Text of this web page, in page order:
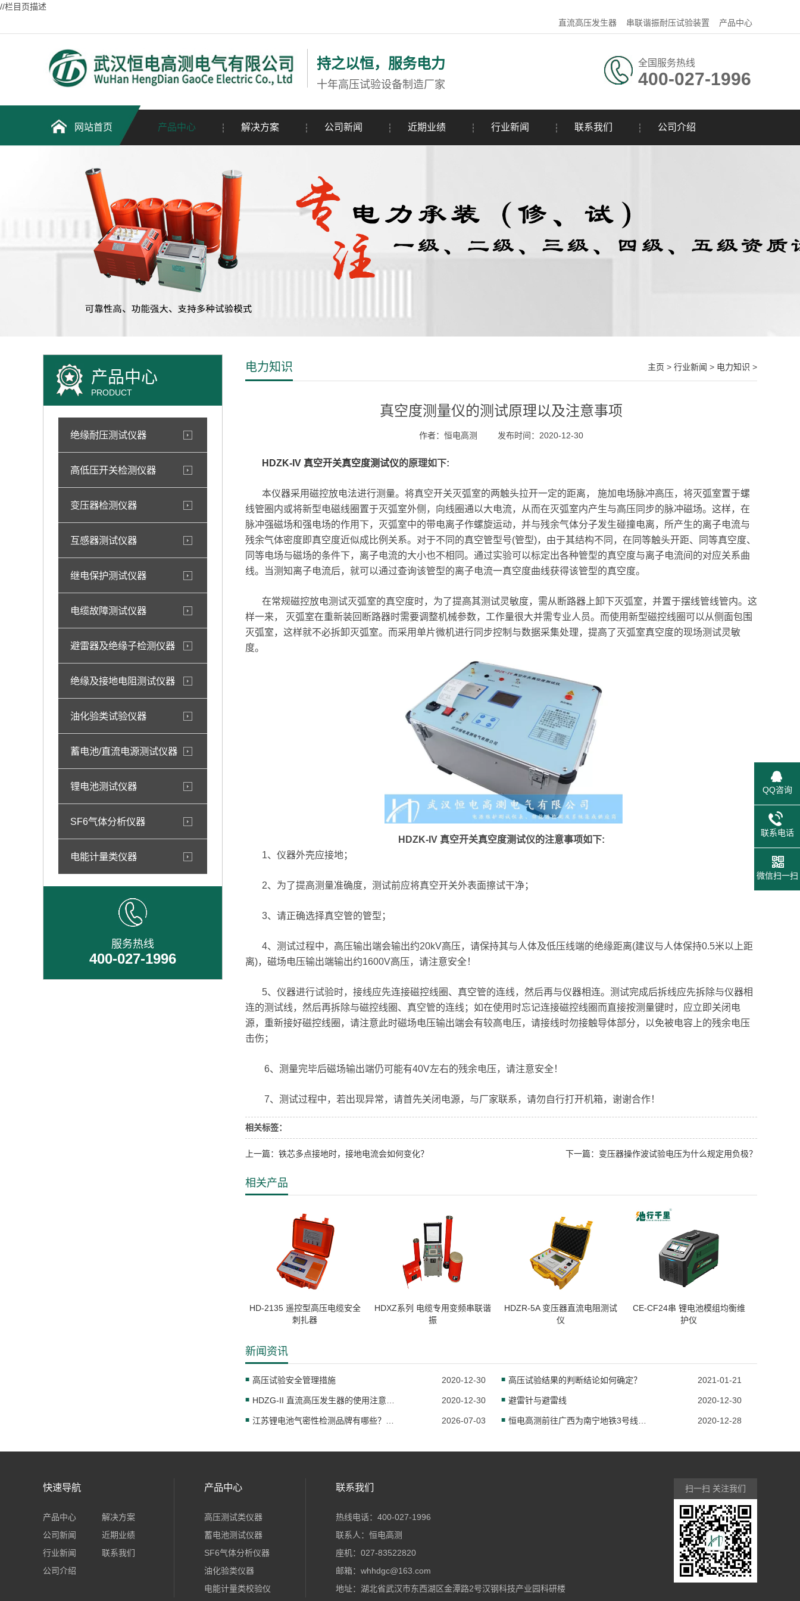
//栏目页描述
直流高压发生器
串联谐振耐压试验装置 产品中心
持之以恒，服务电力
十年高压试验设备制造厂家
全国服务热线
400-027-1996
网站首页 产品中心 解决方案 公司新闻 近期业绩 行业新闻 联系我们 公司介绍
产品中心
PRODUCT
绝缘耐压测试仪器
高低压开关检测仪器
变压器检测仪器
互感器测试仪器
继电保护测试仪器
电缆故障测试仪器
避雷器及绝缘子检测仪器
绝缘及接地电阻测试仪器
油化验类试验仪器
蓄电池/直流电源测试仪器
锂电池测试仪器
SF6气体分析仪器
电能计量类仪器
服务热线
400-027-1996
电力知识 主页 > 行业新闻 > 电力知识 >
真空度测量仪的测试原理以及注意事项
作者：恒电高测 发布时间：2020-12-30
HDZK-IV 真空开关真空度测试仪的原理如下:
本仪器采用磁控放电法进行测量。将真空开关灭弧室的两触头拉开一定的距离， 施加电场脉冲高压，将灭弧室置于螺
线管圈内或将新型电磁线圈置于灭弧室外侧，向线圈通以大电流，从而在灭弧室内产生与高压同步的脉冲磁场。这样，在
脉冲强磁场和强电场的作用下，灭弧室中的带电离子作螺旋运动，并与残余气体分子发生碰撞电离，所产生的离子电流与
残余气体密度即真空度近似成比例关系。对于不同的真空管型号(管型)，由于其结构不同，在同等触头开距、同等真空度、
同等电场与磁场的条件下，离子电流的大小也不相同。通过实验可以标定出各种管型的真空度与离子电流间的对应关系曲
线。当测知离子电流后，就可以通过查询该管型的离子电流一真空度曲线获得该管型的真空度。
在常规磁控放电测试灭弧室的真空度时，为了提高其测试灵敏度，需从断路器上卸下灭弧室，并置于摆线管线管内。这
样一来， 灭弧室在重新装回断路器时需要调整机械参数，工作量很大并需专业人员。而使用新型磁控线圈可以从侧面包围
灭弧室，这样就不必拆卸灭弧室。而采用单片微机进行同步控制与数据采集处理，提高了灭弧室真空度的现场测试灵敏
度。
HDZK-IV 真空开关真空度测试仪的注意事项如下:
1、仪器外壳应接地；
2、为了提高测量准确度，测试前应将真空开关外表面擦试干净；
3、请正确选择真空管的管型；
4、测试过程中，高压输出端会输出约20kV高压，请保持其与人体及低压线端的绝缘距离(建议与人体保持0.5米以上距
离)，磁场电压输出端输出约1600V高压，请注意安全！
5、仪器进行试验时，接线应先连接磁控线圈、真空管的连线，然后再与仪器相连。测试完成后拆线应先拆除与仪器相
连的测试线，然后再拆除与磁控线圈、真空管的连线；如在使用时忘记连接磁控线圈而直接按测量键时，应立即关闭电
源，重新接好磁控线圈，请注意此时磁场电压输出端会有较高电压，请接线时勿接触导体部分，以免被电容上的残余电压
击伤；
6、测量完毕后磁场输出端仍可能有40V左右的残余电压，请注意安全！
7、测试过程中，若出现异常，请首先关闭电源，与厂家联系，请勿自行打开机箱，谢谢合作！
相关标签：
上一篇：铁芯多点接地时，接地电流会如何变化？ 下一篇：变压器操作波试验电压为什么规定用负极？
相关产品
HD-2135 遥控型高压电缆安全
刺扎器
HDXZ系列 电缆专用变频串联谐
振
HDZR-5A 变压器直流电阻测试
仪
CE-CF24串 锂电池模组均衡维
护仪
新闻资讯
高压试验安全管理措施 2020-12-30 高压试验结果的判断结论如何确定？ 2021-01-21
2020-12-30 避雷针与避雷线 2020-12-30
2026-07-03 2020-12-28
快速导航
产品中心
解决方案
公司新闻
近期业绩
行业新闻
联系我们
公司介绍
产品中心
高压测试类仪器
蓄电池测试仪器
SF6气体分析仪器
油化验类仪器
电能计量类校验仪
联系我们
热线电话：400-027-1996
联系人：恒电高测
座机：027-83522820
邮箱：whhdgc@163.com
地址：湖北省武汉市东西湖区金潭路2号汉钢科技产业园科研楼
扫一扫 关注我们
QQ咨询
联系电话
微信扫一扫